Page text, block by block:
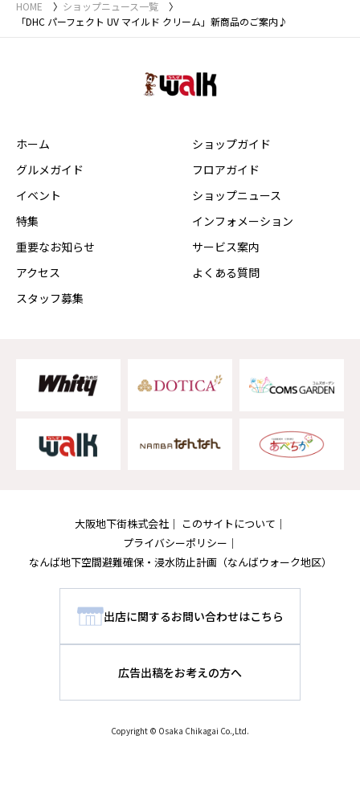
HOME
ショップニュース一覧
「DHC パーフェクト UV マイルド クリーム」新商品のご案内♪
ホーム
グルメガイド
イベント
特集
重要なお知らせ
アクセス
スタッフ募集
ショップガイド
フロアガイド
ショップニュース
インフォメーション
サービス案内
よくある質問
大阪地下街株式会社
このサイトについて
プライバシーポリシー
なんば地下空間避難確保・浸水防止計画（なんばウォーク地区）
出店に関するお問い合わせはこちら
広告出稿をお考えの方へ
Copyright © Osaka Chikagai Co.,Ltd.